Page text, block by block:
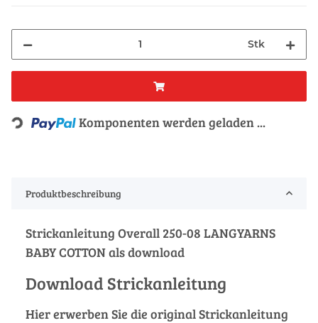
Stk
Loading... Komponenten werden geladen ...
Produktbeschreibung
Strickanleitung Overall 250-08 LANGYARNS
BABY COTTON als download
Download Strickanleitung
Hier erwerben Sie die original Strickanleitung